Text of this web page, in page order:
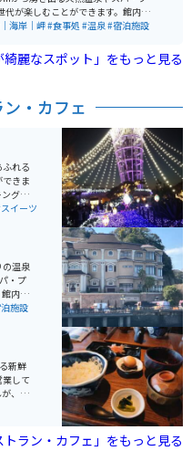
ます。
代が楽しむことができます。館内か
風景だけではなく、雄大な富士山も
で一日過ごしたい方にもおすすめで
海岸｜岬#食事処 #温泉#宿泊施設
綺麗なスポット」をもっと見る
・カフェ
れる
きま
グ」
大震
とが
リア
瀬海
きま
でき
ー
イーツ
の温泉
・プ
内か
山も
施設
新鮮
して
、お
り、
いで
トラン・カフェ」をもっと見る